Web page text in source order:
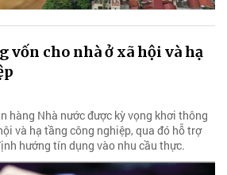
vốn cho nhà ở xã hội và hạ
hàng Nhà nước được kỳ vọng khơi thông
và hạ tầng công nghiệp, qua đó hỗ trợ
hướng tín dụng vào nhu cầu thực.